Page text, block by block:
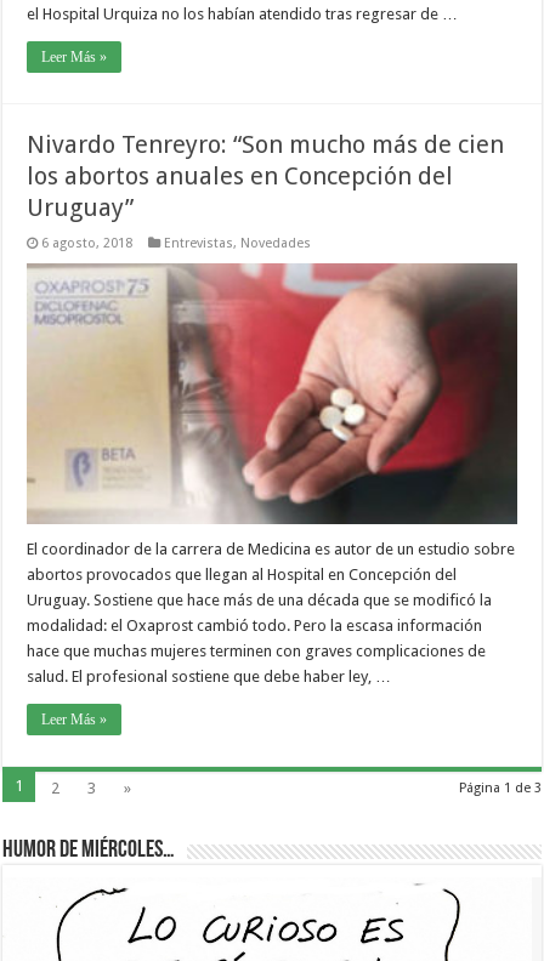
el Hospital Urquiza no los habían atendido tras regresar de …
Leer Más »
Nivardo Tenreyro: “Son mucho más de cien
los abortos anuales en Concepción del
Uruguay”
6 agosto, 2018 Entrevistas, Novedades
El coordinador de la carrera de Medicina es autor de un estudio sobre
abortos provocados que llegan al Hospital en Concepción del
Uruguay. Sostiene que hace más de una década que se modificó la
modalidad: el Oxaprost cambió todo. Pero la escasa información
hace que muchas mujeres terminen con graves complicaciones de
salud. El profesional sostiene que debe haber ley, …
Leer Más »
Página 1 de 3
1 2 3 »
Humor de Miércoles…